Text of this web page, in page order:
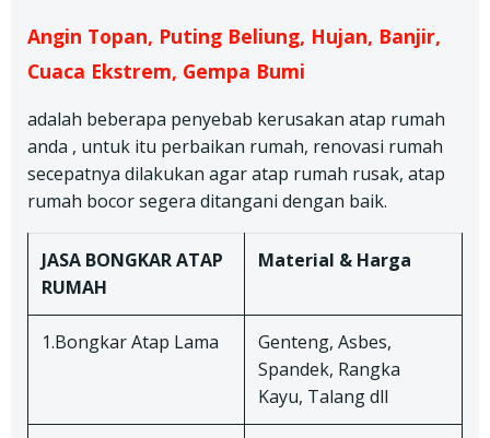
Angin Topan, Puting Beliung, Hujan, Banjir,
Cuaca Ekstrem, Gempa Bumi
adalah beberapa penyebab kerusakan atap rumah
anda , untuk itu perbaikan rumah, renovasi rumah
secepatnya dilakukan agar atap rumah rusak, atap
rumah bocor segera ditangani dengan baik.
JASA BONGKAR ATAP
RUMAH
Material & Harga
1.Bongkar Atap Lama
Genteng, Asbes,
Spandek, Rangka
Kayu, Talang dll